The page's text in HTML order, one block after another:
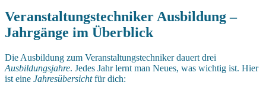
Veranstaltungstechniker Ausbildung –
Jahrgänge im Überblick
Die Ausbildung zum Veranstaltungstechniker dauert drei
Ausbildungsjahre. Jedes Jahr lernt man Neues, was wichtig ist. Hier
ist eine Jahresübersichtfür dich: